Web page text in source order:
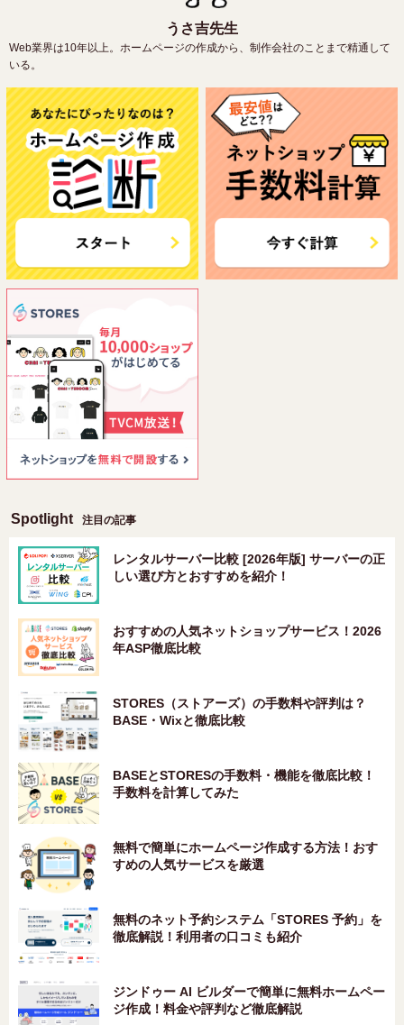
うさ吉先生
Web業界は10年以上。ホームページの作成から、制作会社のことまで精通して
いる。
Spotlight 注目の記事
レンタルサーバー比較 [2026年版] サーバーの正
しい選び方とおすすめを紹介！
おすすめの人気ネットショップサービス！2026
年ASP徹底比較
STORES（ストアーズ）の手数料や評判は？
BASE・Wixと徹底比較
BASEとSTORESの手数料・機能を徹底比較！
手数料を計算してみた
無料で簡単にホームページ作成する方法！おす
すめの人気サービスを厳選
無料のネット予約システム「STORES 予約」を
徹底解説！利用者の口コミも紹介
ジンドゥー AI ビルダーで簡単に無料ホームペー
ジ作成！料金や評判など徹底解説